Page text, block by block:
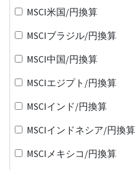
MSCI米国/円換算
MSCIブラジル/円換算
MSCI中国/円換算
MSCIエジプト/円換算
MSCIインド/円換算
MSCIインドネシア/円換算
MSCIメキシコ/円換算